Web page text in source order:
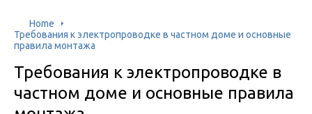
Home
Требования к электропроводке в частном доме и основные
правила монтажа
Требования к электропроводке в
частном доме и основные правила